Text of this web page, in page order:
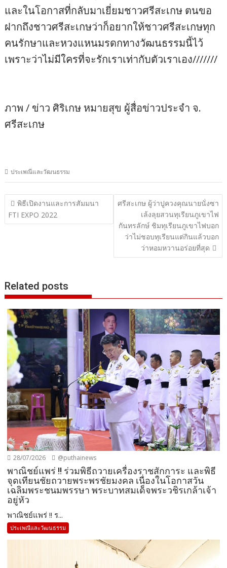
และในโอกาสที่กลับมาเยี่ยมชาวศรีสะเกษ ตนขอ
ฝากถึงชาวศรีสะเกษว่าก็อยากให้ชาวศรีสะเกษทุก
คนรักษาและหวงแหนมรดกทางวัฒนธรรมนี้ไว้
เพราะว่าไม่มีใครที่จะรักเราเท่ากับตัวเราเอง///////
ภาพ / ข่าว ศิริเกษ หมายสุข ผู้สื่อข่าวประจำ จ.
ศรีสะเกษ
ประเพณีและวัฒนธรรม
แนะแนว
เรื่อง
พิธีเปิดงานและการสัมมนา
FTI EXPO 2022
ศรีสะเกษ ผู้ว่าปูควงคุณนายนั่งซา
เล้งลุยสวนทุเรียนภูเขาไฟ
กันทรลักษ์ ชิมทุเรียนภูเขาไฟบอก
ว่าไม่ชอบทุเรียนแต่กินแล้วบอก
ว่าหอมหวานอร่อยที่สุด
Related posts
28/07/2026 @puthainews
พาณิชย์แพร่ !! ร่วมพิธีถวายเครื่องราชสักการะ และพิธี
จุดเทียนชัยถวายพระพรชัยมงคล เนื่องในโอกาสวัน
เฉลิมพระชนมพรรษา พระบาทสมเด็จพระวชิรเกล้าเจ้า
อยู่หัว
พาณิชย์แพร่ !! ร...
ประเพณีและวัฒนธรรม